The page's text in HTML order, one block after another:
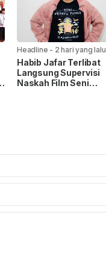
Headline - 2 hari yang lalu
Habib Jafar Terlibat
Langsung Supervisi
Naskah Film Seni